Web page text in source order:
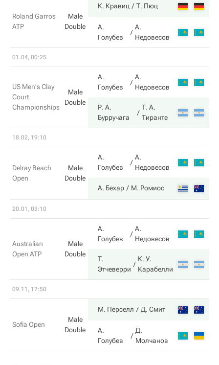
Roland Garros
ATP
Male
Double
К. Кравиц Т. Пюц 7
А.
Голубев
А.
Недовесов
5
01.04, 00:25
US Men's Clay
Court
Championships
Male
Double
А.
Голубев
А.
Недовесов
5
Р. А.
Бурручага
Т. А.
Тиранте
7
18.02, 19:10
Delray Beach
Open
Male
Double
А.
Голубев
А.
Недовесов
2
А. Бехар М. Ромиос 6
20.01, 03:10
Australian
Open ATP
Male
Double
А.
Голубев
А.
Недовесов
3
Т.
Этчеверри
К. У.
Карабелли
6
09.11, 17:50
Sofia Open
Male
Double
М. Перселл Д. Смит 6
А.
Голубев
Д.
Молчанов
4